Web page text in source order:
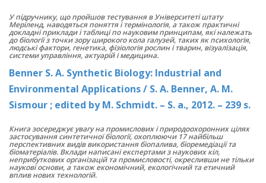
У підручнику, що пройшов тестування в Університеті штату
Меріленд, наводяться поняття і термінологія, а також практичні
докладні приклади і таблиці по науковим принципам, які належать
до біології з точки зору широкого кола галузей, таких як психологія,
людські фактори, генетика, фізіологія рослин і тварин, візуалізація,
системи управління, актуарій і медицина.
Benner S. A. Synthetic Biology: Industrial and
Environmental Applications / S. A. Benner, A. M.
Sismour ; еdited by M. Schmidt. – S. a., 2012. – 239 s.
Книга зосереджує увагу на промислових і природоохоронних цілях
застосування синтетичної біології, охоплюючи 17 найбільш
перспективних видів використання біопалива, біоремедіації та
біоматеріалів. Вклади написані експертами з наукових кіл,
неприбуткових організацій та промисловості, окресливши не тільки
наукові основи, а також економічний, екологічний та етичний
вплив нових технологій.